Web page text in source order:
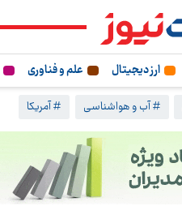
ارز دیجیتال علم و فناوری
# آب و هواشناسی # آمریکا